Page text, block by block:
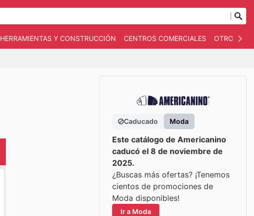
HERRAMIENTAS Y CONSTRUCCIÓN CENTROS COMERCIALES OTROS
Caducado Moda
Este catálogo de Americanino
caducó el 8 de noviembre de
2025.
¿Buscas más ofertas? ¡Tenemos
cientos de promociones de
Moda disponibles!
Ir a Moda